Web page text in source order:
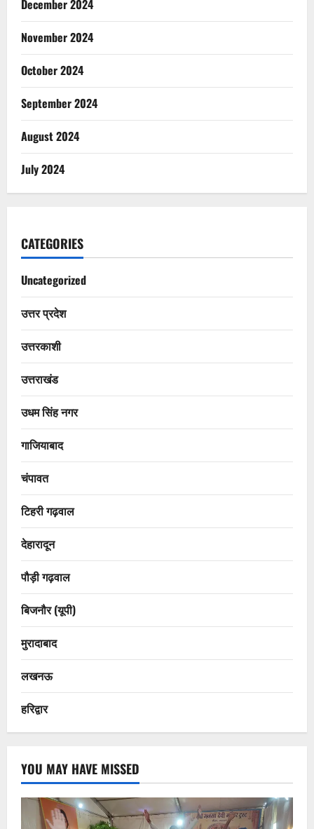
December 2024
November 2024
October 2024
September 2024
August 2024
July 2024
CATEGORIES
Uncategorized
उत्तर प्रदेश
उत्तरकाशी
उत्तराखंड
उधम सिंह नगर
गाजियाबाद
चंपावत
टिहरी गढ़वाल
देहारादून
पौड़ी गढ़वाल
बिजनौर (यूपी)
मुरादाबाद
लखनऊ
हरिद्वार
YOU MAY HAVE MISSED